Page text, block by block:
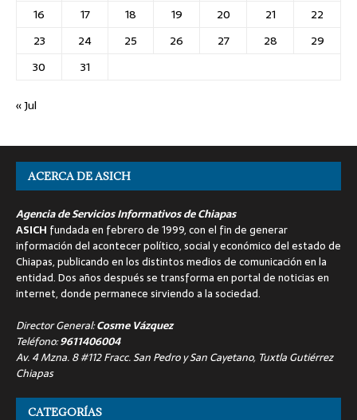
16
17 18 19 20 21
22
23
24 25 26 27 28
29
30
31
« Jul
ACERCA DE ASICH
Agencia de Servicios Informativos de Chiapas
ASICH fundada en febrero de 1999, con el fin de generar
información del acontecer político, social y económico del estado de
Chiapas, publicando en los distintos medios de comunicación en la
entidad. Dos años después se transforma en portal de noticias en
internet, donde permanece sirviendo a la sociedad.
Director General:Cosme Vázquez
Teléfono:9611406004
Av. 4 Mzna. 8 #112 Fracc. San Pedro y San Cayetano, Tuxtla Gutiérrez
Chiapas
CATEGORÍAS